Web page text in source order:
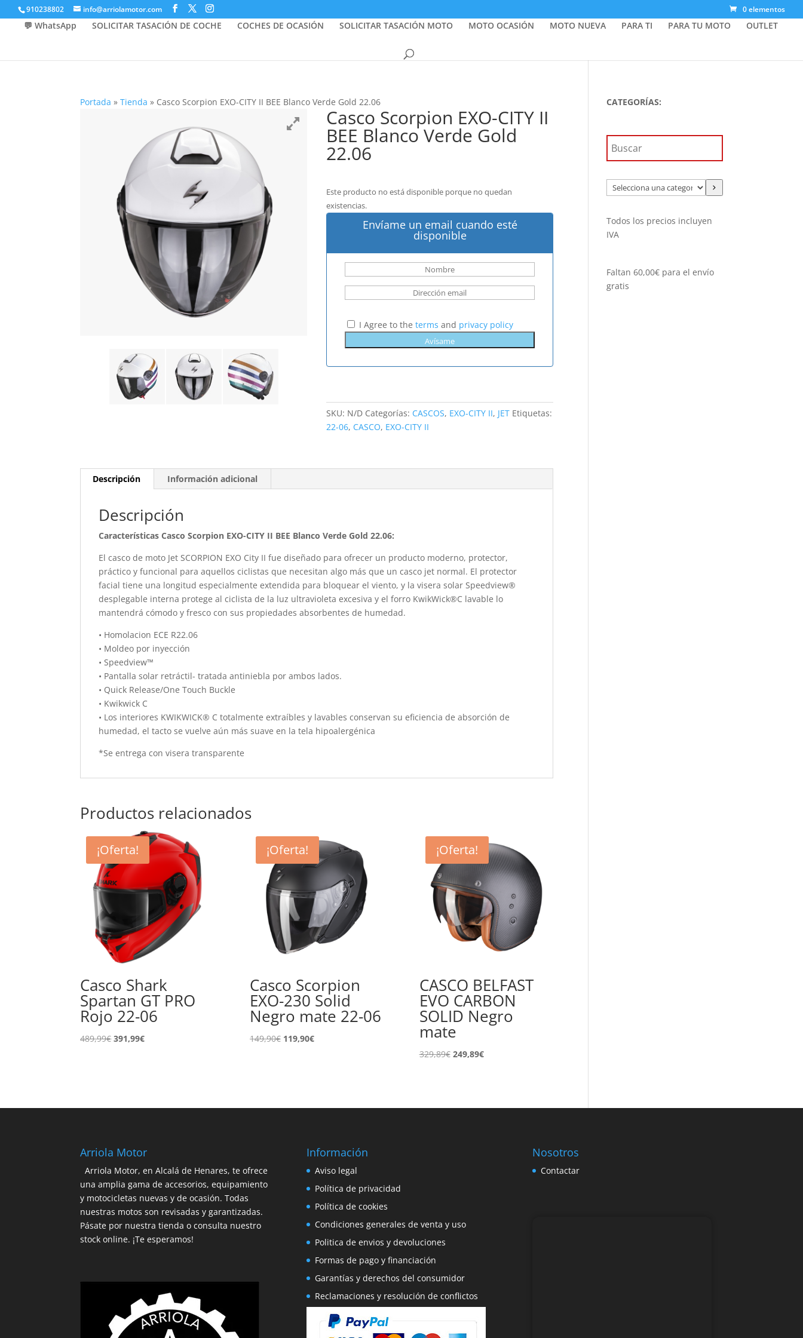
910238802 info@arriolamotor.com 0 elementos
💬 WhatsApp SOLICITAR TASACIÓN DE COCHE COCHES DE OCASIÓN SOLICITAR TASACIÓN MOTO MOTO OCASIÓN MOTO NUEVA PARA TI PARA TU MOTO OUTLET
Portada »Tienda » Casco Scorpion EXO-CITY II BEE Blanco Verde Gold 22.06
Casco Scorpion EXO-CITY II
BEE Blanco Verde Gold
22.06
Este producto no está disponible porque no quedan
existencias.
Envíame un email cuando esté
disponible
I Agree to theterms and privacy policy
SKU: N/D Categorías: CASCOS, EXO-CITY II, JET Etiquetas:
22-06, CASCO, EXO-CITY II
Descripción Información adicional
Descripción
Características Casco Scorpion EXO-CITY II BEE Blanco Verde Gold 22.06:
El casco de moto Jet SCORPION EXO City II fue diseñado para ofrecer un producto moderno, protector,
práctico y funcional para aquellos ciclistas que necesitan algo más que un casco jet normal. El protector
facial tiene una longitud especialmente extendida para bloquear el viento, y la visera solar Speedview®
desplegable interna protege al ciclista de la luz ultravioleta excesiva y el forro KwikWick®C lavable lo
mantendrá cómodo y fresco con sus propiedades absorbentes de humedad.
• Homolacion ECE R22.06
• Moldeo por inyección
• Speedview™
• Pantalla solar retráctil- tratada antiniebla por ambos lados.
• Quick Release/One Touch Buckle
• Kwikwick C
• Los interiores KWIKWICK® C totalmente extraíbles y lavables conservan su eficiencia de absorción de
humedad, el tacto se vuelve aún más suave en la tela hipoalergénica
*Se entrega con visera transparente
Productos relacionados
¡Oferta!
Casco Shark
Spartan GT PRO
Rojo 22-06
489,99€El
391,99€El
¡Oferta!
Casco Scorpion
EXO-230 Solid
Negro mate 22-06
149,90€ El
119,90€El
¡Oferta!
CASCO BELFAST
EVO CARBON
SOLID Negro
mate
329,89€ El
329,89€.
249,89€El
249,89€.
CATEGORÍAS:
Selecciona
una
Todos los precios incluyen
IVA
Faltan60,00€ para el envío
gratis
Arriola Motor
Arriola Motor, en Alcalá de Henares, te ofrece
una amplia gama de accesorios, equipamiento
y motocicletas nuevas y de ocasión. Todas
nuestras motos son revisadas y garantizadas.
Pásate por nuestra tienda o consulta nuestro
stock online. ¡Te esperamos!
Información
Aviso legal
Política de privacidad
Política de cookies
Condiciones generales de venta y uso
Politica de envios y devoluciones
Formas de pago y financiación
Garantías y derechos del consumidor
Reclamaciones y resolución de conflictos
Nosotros
Contactar